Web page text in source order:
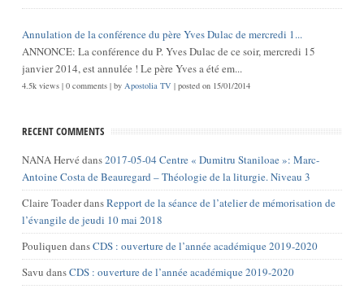
Annulation de la conférence du père Yves Dulac de mercredi 1...
ANNONCE: La conférence du P. Yves Dulac de ce soir, mercredi 15
janvier 2014, est annulée ! Le père Yves a été em...
4.5k views| 0 comments| by Apostolia TV | posted on 15/01/2014
RECENT COMMENTS
NANA Hervé dans2017-05-04 Centre « Dumitru Staniloae »: Marc-
Antoine Costa de Beauregard – Théologie de la liturgie. Niveau 3
Claire ToaderdansRepport de la séance de l’atelier de mémorisation de
l’évangile de jeudi 10 mai 2018
Pouliquen dansCDS : ouverture de l’année académique 2019-2020
Savu dansCDS : ouverture de l’année académique 2019-2020